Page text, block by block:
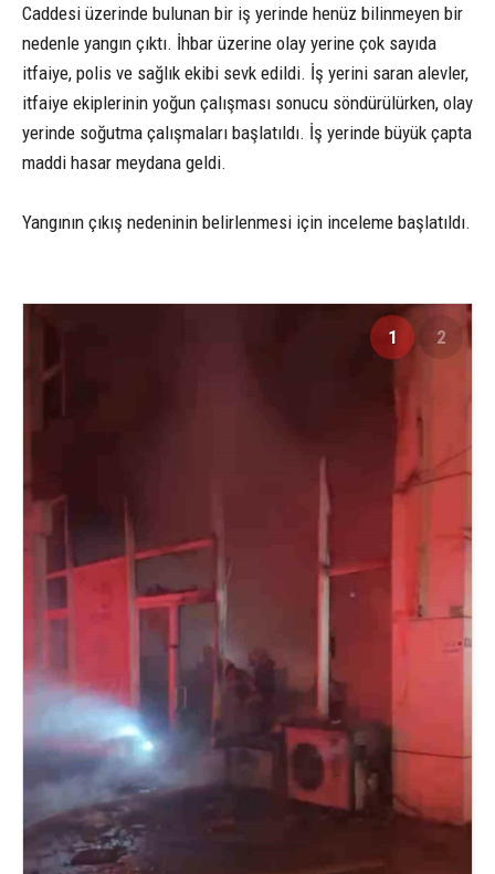
Caddesi üzerinde bulunan bir iş yerinde henüz bilinmeyen bir
nedenle yangın çıktı. İhbar üzerine olay yerine çok sayıda
itfaiye, polis ve sağlık ekibi sevk edildi. İş yerini saran alevler,
itfaiye ekiplerinin yoğun çalışması sonucu söndürülürken, olay
yerinde soğutma çalışmaları başlatıldı. İş yerinde büyük çapta
maddi hasar meydana geldi.
Yangının çıkış nedeninin belirlenmesi için inceleme başlatıldı.
1 2